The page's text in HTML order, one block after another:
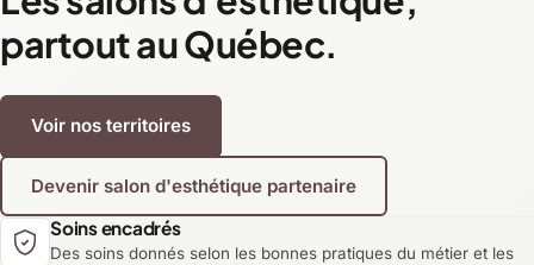
partout au Québec.
Voir nos territoires
Devenir salon d'esthétique partenaire
Soins encadrés
Des soins donnés selon les bonnes pratiques du métier et les